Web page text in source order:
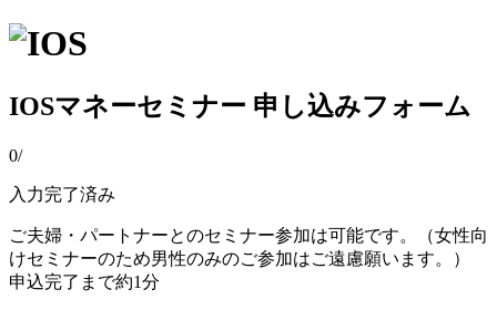
IOSマネーセミナー 申し込みフォーム
0/
入力完了済み
ご夫婦・パートナーとのセミナー参加は可能です。（女性向
けセミナーのため男性のみのご参加はご遠慮願います。）
申込完了まで約1分